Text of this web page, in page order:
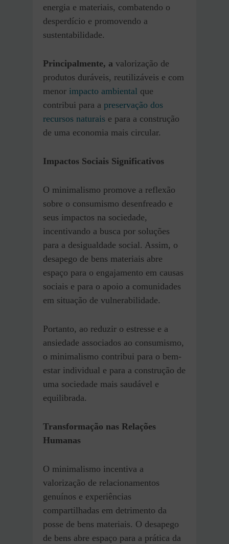
energia e materiais, combatendo o
desperdício e promovendo a
sustentabilidade.
Principalmente, a valorização de
produtos duráveis, reutilizáveis e com
menor impacto ambiental que
contribui para a preservação dos
recursos naturais e para a construção
de uma economia mais circular.
Impactos Sociais Significativos
O minimalismo promove a reflexão
sobre o consumismo desenfreado e
seus impactos na sociedade,
incentivando a busca por soluções
para a desigualdade social. Assim, o
desapego de bens materiais abre
espaço para o engajamento em causas
sociais e para o apoio a comunidades
em situação de vulnerabilidade.
Portanto, ao reduzir o estresse e a
ansiedade associados ao consumismo,
o minimalismo contribui para o bem-
estar individual e para a construção de
uma sociedade mais saudável e
equilibrada.
Transformação nas Relações
Humanas
O minimalismo incentiva a
valorização de relacionamentos
genuínos e experiências
compartilhadas em detrimento da
posse de bens materiais. O desapego
de bens abre espaço para a prática da